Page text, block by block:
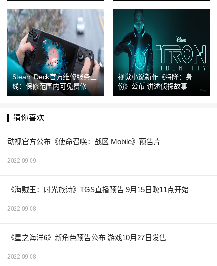
Steam Deck官方维修服务上
线：保修范围内可免费修
视觉小说新作《特隆：身
份》公布 讲述侦探故事
猜你喜欢
动视官方公布《使命召唤：战区 Mobile》预告片
2022-09-09
《海贼王：时光旅诗》TGS直播预告 9月15日晚11点开始
2022-09-08
《星之海洋6》新角色预告公布 游戏10月27日发售
2022-09-08